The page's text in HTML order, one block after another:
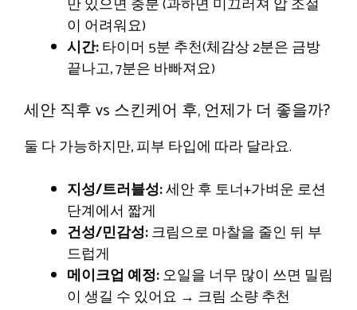
이 어려워요)
시간:타이머 5분 추천(체감상 2분은 금방
끝나고, 7분은 바빠져요)
세안 직후 vs 스킨케어 후, 언제가 더 좋을까?
둘 다 가능하지만, 피부 타입에 따라 달라요.
지성/트러블성:세안 후 토너+가벼운 로션
단계에서 짧게
건성/민감성:크림으로 마찰을 줄인 뒤 부
드럽게
메이크업 예정:오일을 너무 많이 쓰면 밀림
이 생길 수 있어요 → 크림 소량 추천